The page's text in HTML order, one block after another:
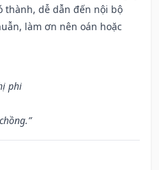
thành, dễ dẫn đến nội bộ
làm ơn nên oán hoặc
phi